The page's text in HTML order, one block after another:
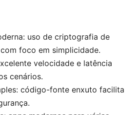
uso de criptografia de
foco em simplicidade.
velocidade e latência
cenários.
código-fonte enxuto facilita